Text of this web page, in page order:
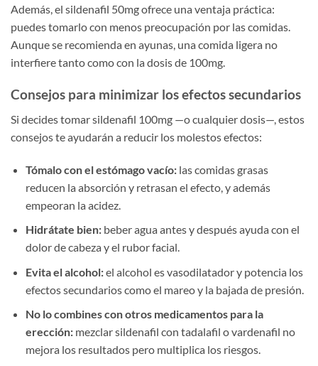
Además, el sildenafil 50mg ofrece una ventaja práctica:
puedes tomarlo con menos preocupación por las comidas.
Aunque se recomienda en ayunas, una comida ligera no
interfiere tanto como con la dosis de 100mg.
Consejos para minimizar los efectos secundarios
Si decides tomar sildenafil 100mg —o cualquier dosis—, estos
consejos te ayudarán a reducir los molestos efectos:
Tómalo con el estómago vacío:las comidas grasas
reducen la absorción y retrasan el efecto, y además
empeoran la acidez.
Hidrátate bien:beber agua antes y después ayuda con el
dolor de cabeza y el rubor facial.
Evita el alcohol:el alcohol es vasodilatador y potencia los
efectos secundarios como el mareo y la bajada de presión.
No lo combines con otros medicamentos para la
erección:mezclar sildenafil con tadalafil o vardenafil no
mejora los resultados pero multiplica los riesgos.